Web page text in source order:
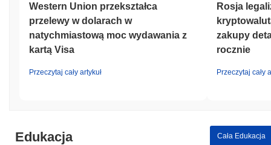
Western Union przekształca
przelewy w dolarach w
natychmiastową moc wydawania z
kartą Visa
Przeczytaj cały artykuł
Rosja
zakupy
rocznie
Przeczytaj cały
Edukacja Cała Edukacja